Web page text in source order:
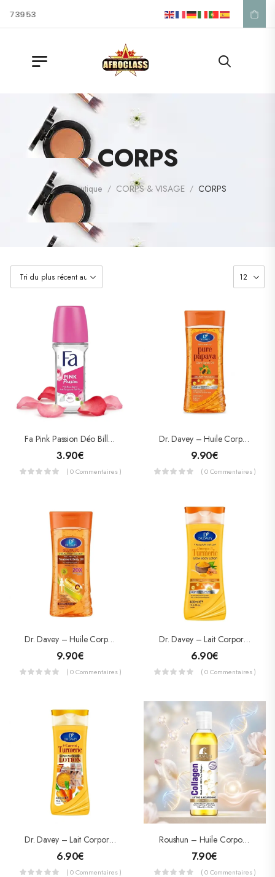
53
CORPS
/ Boutique / CORPS & VISAGE / CORPS
Fa Pink Passion Déo Bille Anti-Transpirant – Parfum Rose Rose – Protection 48h
3.90€
( 0 Commentaires )
Dr. Davey – Huile Corporelle Pure Papaya Glow – Éclat, Hydratation 48h & Teint Unifié (200 Ml)
9.90€
( 0 Commentaires )
Dr. Davey – Huile Corporelle Gluta-VC & Pro-Rétinol – Éclat, Anti-Taches & Protection SPF 25 (200 Ml)
9.90€
( 0 Commentaires )
Dr. Davey – Lait Corporel Éclaircissant Curcuma & Oméga-3 – Turmeric Glow Body Lotion (400 Ml)
6.90€
( 0 Commentaires )
Dr. Davey – Lait Corporel Éclaircissant Carotte & Curcuma – Super Whitening Lotion (400 Ml)
6.90€
( 0 Commentaires )
Roushun – Huile Corporelle Au Collagène Pure – Rajeunissante, Liftante & Nourrissante (118 Ml)
7.90€
( 0 Commentaires )